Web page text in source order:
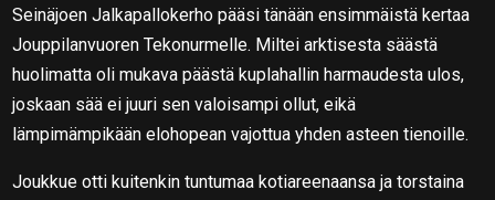
Seinäjoen Jalkapallokerho pääsi tänään ensimmäistä kertaa
Jouppilanvuoren Tekonurmelle. Miltei arktisesta säästä
huolimatta oli mukava päästä kuplahallin harmaudesta ulos,
joskaan sää ei juuri sen valoisampi ollut, eikä
lämpimämpikään elohopean vajottua yhden asteen tienoille.
Joukkue otti kuitenkin tuntumaa kotiareenaansa ja torstaina